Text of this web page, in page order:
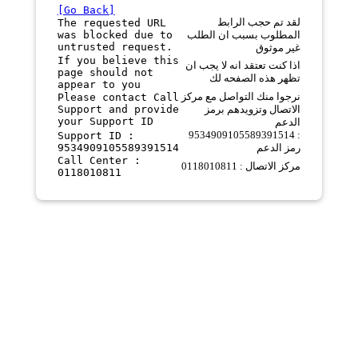
[Go Back]
The requested URL
was blocked due to
untrusted request.
لقد تم حجب الرابط
المطلوب بسبب ان الطلب
غير موثوق
If you believe this
page should not
appear to you
اذا كنت تعتقد انه لا يجب ان
تظهر هذه الصفحه لك
Please contact Call
Support and provide
your Support ID
نرجوا منك التواصل مع مركز
الاتصال وتزويدهم برمز
الدعم
Support ID :
9534909105589391514
9534909105589391514 :
رمز الدعم
Call Center :
0118010811
مركز الاتصال : 0118010811